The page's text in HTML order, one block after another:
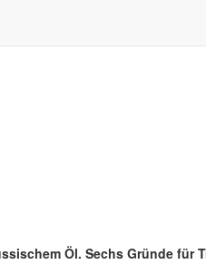
Öl. Sechs Gründe für